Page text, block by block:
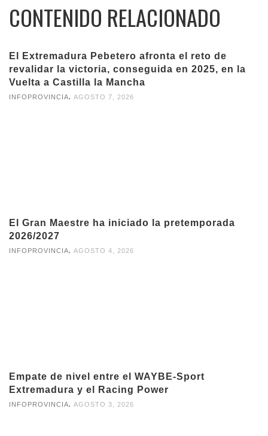
CONTENIDO RELACIONADO
El Extremadura Pebetero afronta el reto de
revalidar la victoria, conseguida en 2025, en la
Vuelta a Castilla la Mancha
INFOPROVINCIA AGOSTO 7, 2026
El Gran Maestre ha iniciado la pretemporada
2026/2027
INFOPROVINCIA AGOSTO 4, 2026
Empate de nivel entre el WAYBE-Sport
Extremadura y el Racing Power
INFOPROVINCIA AGOSTO 3, 2026